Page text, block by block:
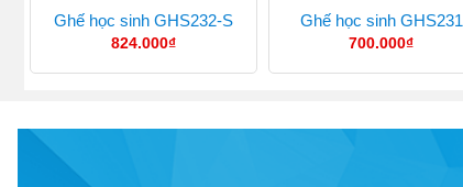
Ghế học sinh GHS232-S
824.000₫
Ghế học sinh GHS231
700.000₫